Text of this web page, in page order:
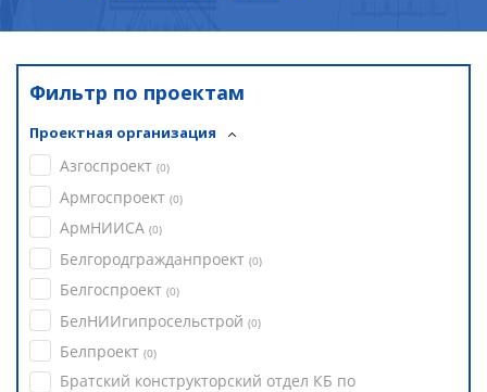
Фильтр по проектам
Проектная организация
Азгоспроект (0)
Армгоспроект (0)
АрмНИИСА (0)
Белгородгражданпроект (0)
Белгоспроект (0)
БелНИИгипросельстрой (0)
Белпроект (0)
Братский конструкторский отдел КБ по